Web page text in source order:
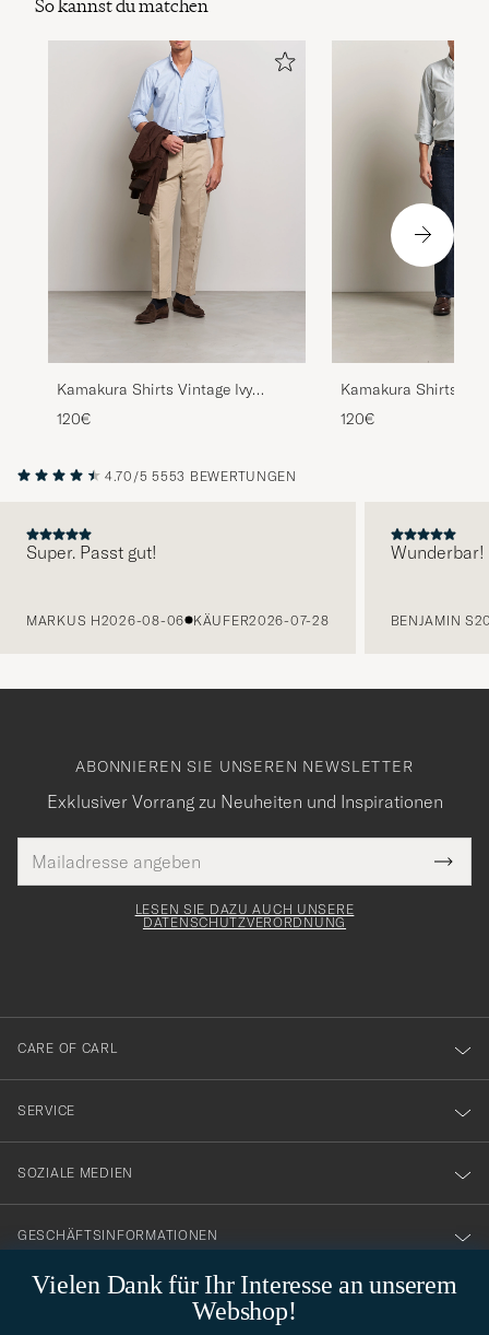
So kannst du matchen
Kamakura Shirts Vintage Ivy
Oxford Button Down Shirt Light
Blue
120€
Kamakura Shirts
Oxford Button Down
Stripe
120€
4.70/5 5553 BEWERTUNGEN
Super. Passt gut!
MARKUS H2026-08-06 KÄUFER2026-07-28
Wunderbar!
BENJAMIN S
Vielen Dank für Ihr Interesse an unserem
Webshop!
ABONNIEREN SIE UNSEREN NEWSLETTER
Exklusiver Vorrang zu Neuheiten und Inspirationen
Mail
Adresse
Tack
för
dig
till
vårt
nyhetsbrev!
LESEN SIE DAZU AUCH UNSERE
DATENSCHUTZVERORDNUNG
CARE OF CARL
SERVICE
SOZIALE MEDIEN
GESCHÄFTSINFORMATIONEN